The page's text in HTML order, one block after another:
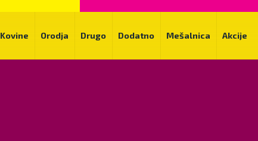
Kovine Orodja Drugo Dodatno Mešalnica Akcije